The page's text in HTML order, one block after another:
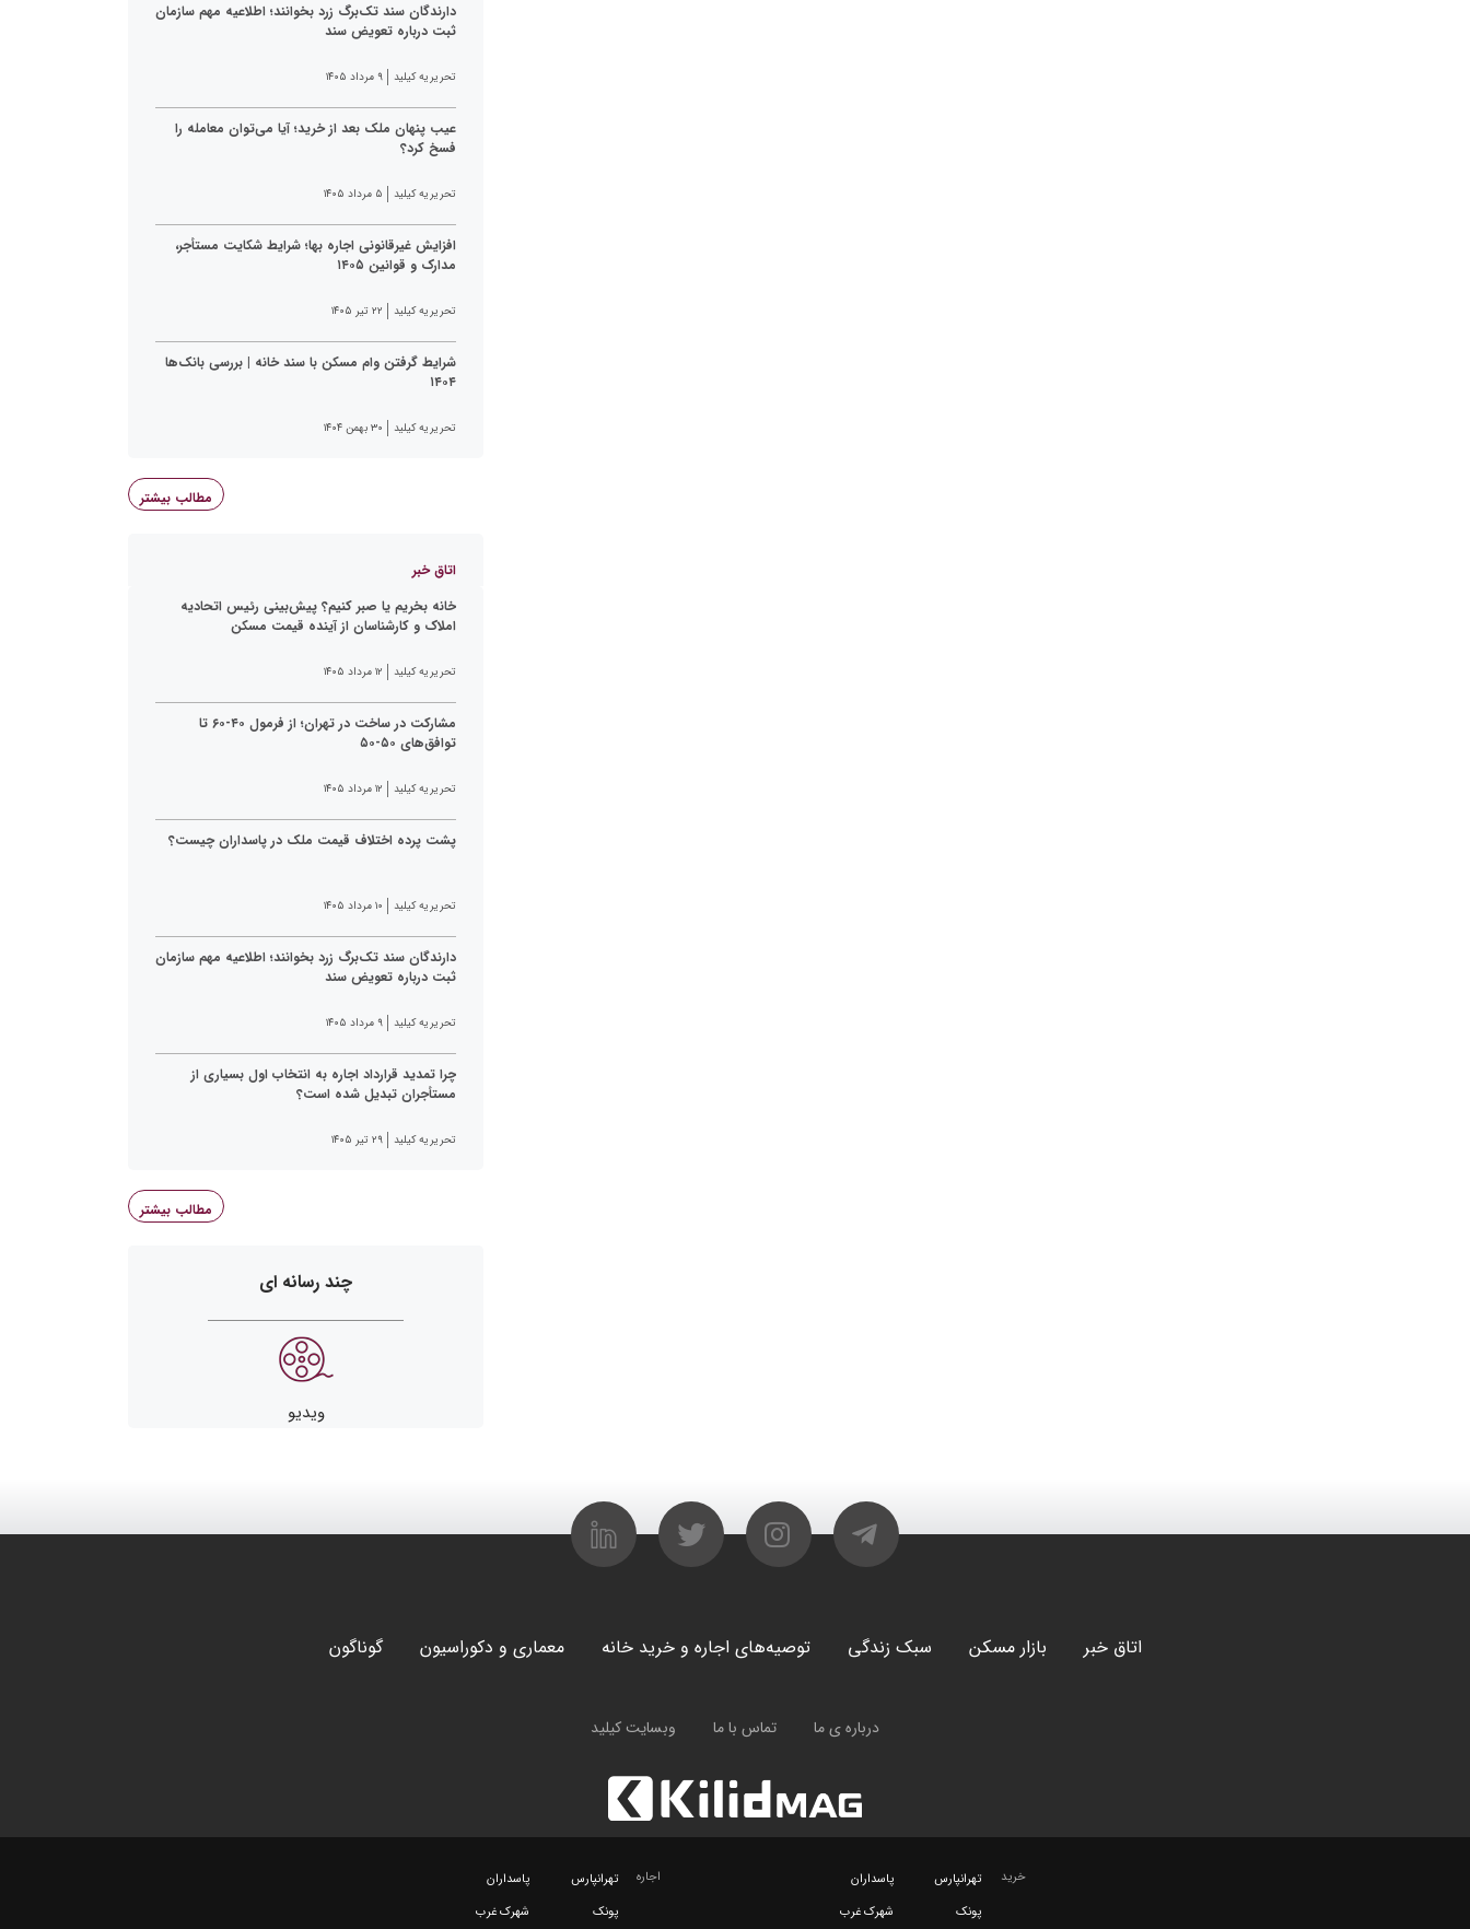
دارندگان سند تک‌برگ زرد بخوانند؛ اطلاعیه مهم سازمان
ثبت درباره تعویض سند
تحریریه کیلید ۹ مرداد ۱۴۰۵
عیب پنهان ملک بعد از خرید؛ آیا می‌توان معامله را
فسخ کرد؟
تحریریه کیلید ۵ مرداد ۱۴۰۵
افزایش غیرقانونی اجاره بها؛ شرایط شکایت مستأجر،
مدارک و قوانین ۱۴۰۵
تحریریه کیلید ۲۲ تیر ۱۴۰۵
شرایط گرفتن وام مسکن با سند خانه | بررسی بانک‌ها
۱۴۰۴
تحریریه کیلید ۳۰ بهمن ۱۴۰۴
مطالب بیشتر
اتاق خبر
خانه بخریم یا صبر کنیم؟ پیش‌بینی رئیس اتحادیه
املاک و کارشناسان از آینده قیمت مسکن
تحریریه کیلید ۱۲ مرداد ۱۴۰۵
مشارکت در ساخت در تهران؛ از فرمول ۴۰-۶۰ تا
توافق‌های ۵۰-۵۰
تحریریه کیلید ۱۲ مرداد ۱۴۰۵
پشت پرده اختلاف قیمت ملک در پاسداران چیست؟
تحریریه کیلید ۱۰ مرداد ۱۴۰۵
دارندگان سند تک‌برگ زرد بخوانند؛ اطلاعیه مهم سازمان
ثبت درباره تعویض سند
تحریریه کیلید ۹ مرداد ۱۴۰۵
چرا تمدید قرارداد اجاره به انتخاب اول بسیاری از
مستأجران تبدیل شده است؟
تحریریه کیلید ۲۹ تیر ۱۴۰۵
مطالب بیشتر
چند رسانه ای
ویدیو
اتاق خبر بازار مسکن سبک زندگی توصیه‌های اجاره و خرید خانه معماری و دکوراسیون گوناگون
درباره ی ما تماس با ما وبسایت کیلید
خرید تهرانپارس
پاسداران
پونک
شهرک غرب
اجاره تهرانپارس
پاسداران
پونک
شهرک غرب